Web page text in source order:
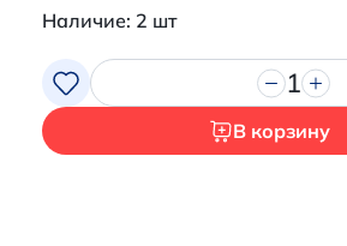
Наличие: 2 шт
1
В корзину